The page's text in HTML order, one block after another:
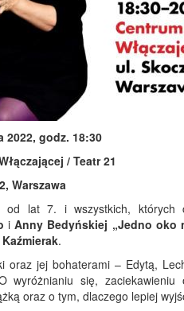
2022, godz. 18:30
/ Teatr 21
Warszawa
od lat 7. i wszystkich, których
iAnny Bedyńskiej „Jedno oko
.
oraz jej bohaterami – Edytą,
wyróżnianiu się, zaciekawieniu
oraz o tym, dlaczego lepiej